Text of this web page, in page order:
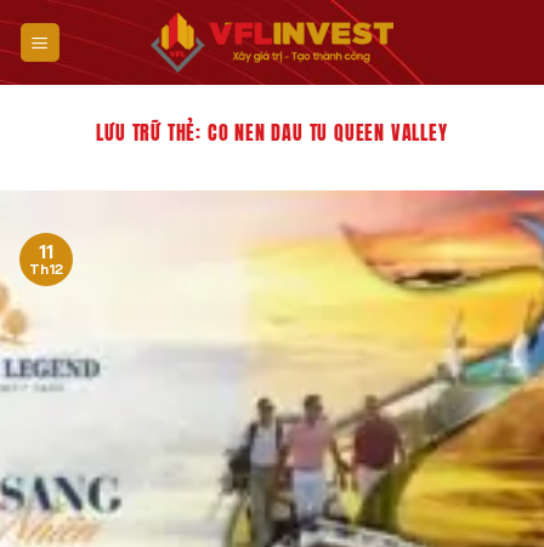
qua
nội
LƯU TRỮ THẺ: CO NEN DAU TU QUEEN VALLEY
11
Th12